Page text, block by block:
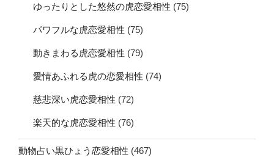
ゆったりとした悠然の虎恋愛相性 (75)
パワフルな虎恋愛相性 (75)
動きまわる虎恋愛相性 (79)
愛情あふれる虎の恋愛相性 (74)
慈悲深い虎恋愛相性 (72)
楽天的な虎恋愛相性 (76)
動物占い黒ひょう恋愛相性 (467)